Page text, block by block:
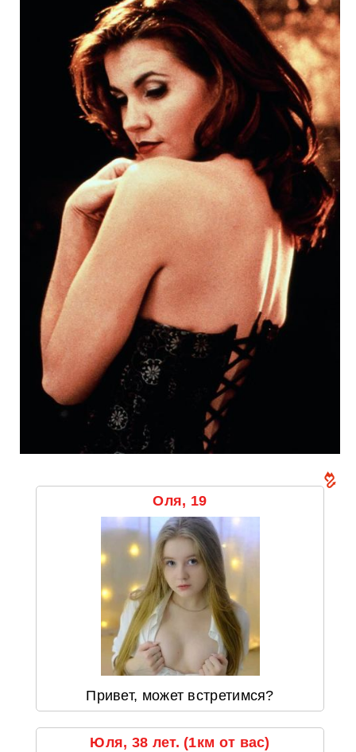
Оля, 19
Привет, может встретимся?
Юля, 38 лет. (1км от вас)